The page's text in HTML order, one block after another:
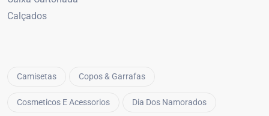
Calçados
Camisetas Copos & Garrafas
Cosmeticos E Acessorios Dia Dos Namorados